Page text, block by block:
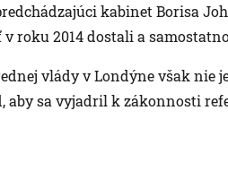
kabinet Borisa
roku 2014 dostali a
vlády v Londýne však nie
aby sa vyjadril k zákonnosti